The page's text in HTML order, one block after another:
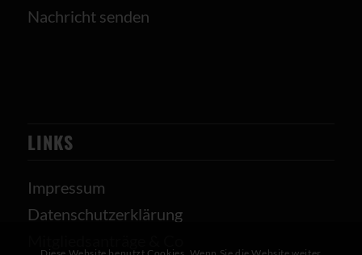
Nachricht senden
LINKS
Impressum
Datenschutzerklärung